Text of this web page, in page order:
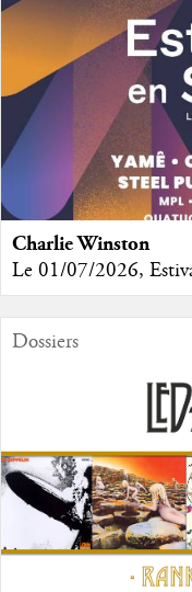
Charlie Winston
Le 01/07/2026,
Dossiers